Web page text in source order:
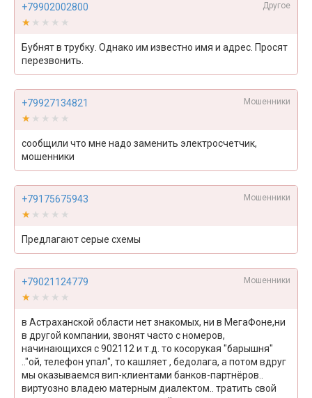
+79902002800 Другое
★★★★★
★★★★★
Бубнят в трубку. Однако им известно имя и адрес. Просят
перезвонить.
+79927134821 Мошенники
★★★★★
★★★★★
сообщили что мне надо заменить электросчетчик,
мошенники
+79175675943 Мошенники
★★★★★
★★★★★
Предлагают серые схемы
+79021124779 Мошенники
★★★★★
★★★★★
в Астраханской области нет знакомых, ни в МегаФоне,ни
в другой компании, звонят часто с номеров,
начинающихся с 902112 и т.д. то косорукая "барышня"
.."ой, телефон упал", то кашляет , бедолага, а потом вдруг
мы оказываемся вип-клиентами банков-партнёров..
виртуозно владею матерным диалектом.. тратить свой